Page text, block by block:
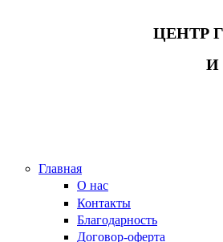
ЦЕНТР
И
Главная
О нас
Контакты
Благодарность
Договор-оферта